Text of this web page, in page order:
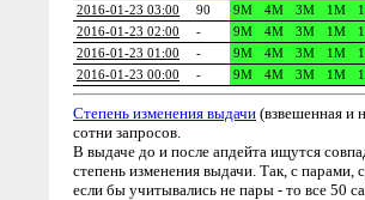
2016-01-23 03:00
90 9M 4M 3M 1M
2016-01-23 02:00
- 9M 4M 3M 1M
2016-01-23 01:00
- 9M 4M 3M 1M
2016-01-23 00:00
- 9M 4M 3M 1M
Степень изменения выдачи (взвешенная и
сотни запросов.
В выдаче до и после апдейта ищутся
степень изменения выдачи. Так, с парами,
если бы учитывались не пары - то все 50